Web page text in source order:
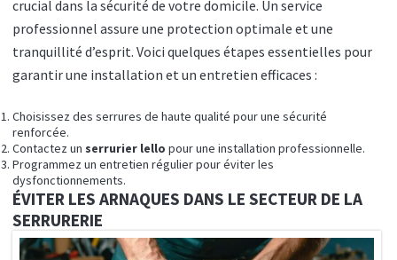
crucial dans la sécurité de votre domicile. Un service
professionnel assure une protection optimale et une
tranquillité d’esprit. Voici quelques étapes essentielles pour
garantir une installation et un entretien efficaces :
Choisissez des serrures de haute qualité pour une sécurité
renforcée.
Contactez un serrurier lello pour une installation professionnelle.
Programmez un entretien régulier pour éviter les
dysfonctionnements.
ÉVITER LES ARNAQUES DANS LE SECTEUR DE LA
SERRURERIE